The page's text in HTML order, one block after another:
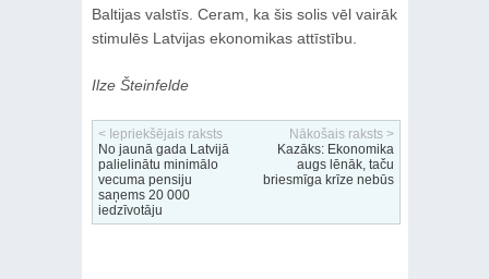
Baltijas valstīs. Ceram, ka šis solis vēl vairāk
stimulēs Latvijas ekonomikas attīstību.
Ilze Šteinfelde
< Iepriekšējais raksts
No jaunā gada Latvijā
palielinātu minimālo
vecuma pensiju
saņems 20 000
iedzīvotāju
Nākošais raksts >
Kazāks: Ekonomika
augs lēnāk, taču
briesmīga krīze nebūs